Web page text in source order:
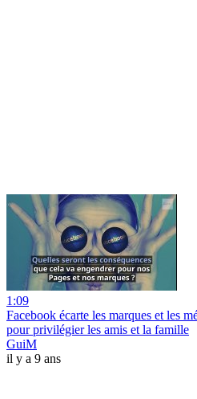
1:09
Facebook écarte les marques et les
pour privilégier les amis et la famille
GuiM
il y a 9 ans